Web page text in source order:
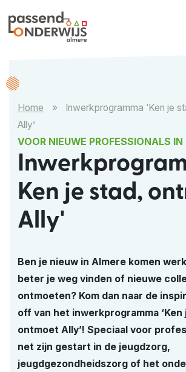
Ga naar content
Home »
Inwerkprogramma ‘Ken je
Ally’
VOOR NIEUWE PROFESSIONALS IN
Ken je stad,
Ally'
Ben je nieuw in Almere komen
beter je weg vinden of nieuwe
ontmoeten? Kom dan naar de
off van het inwerkprogramma ‘Ken
ontmoet Ally’! Speciaal voor
net zijn gestart in de jeugdzorg,
jeugdgezondheidszorg of het